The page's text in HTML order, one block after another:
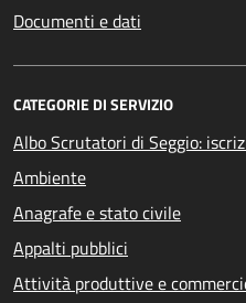
Documenti e dati
CATEGORIE DI SERVIZIO
Albo Scrutatori di Seggio:
Ambiente
Anagrafe e stato civile
Appalti pubblici
Attività produttive e